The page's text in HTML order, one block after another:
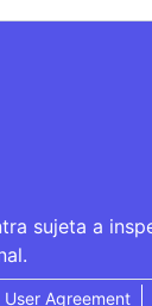
sujeta a
User Agreement